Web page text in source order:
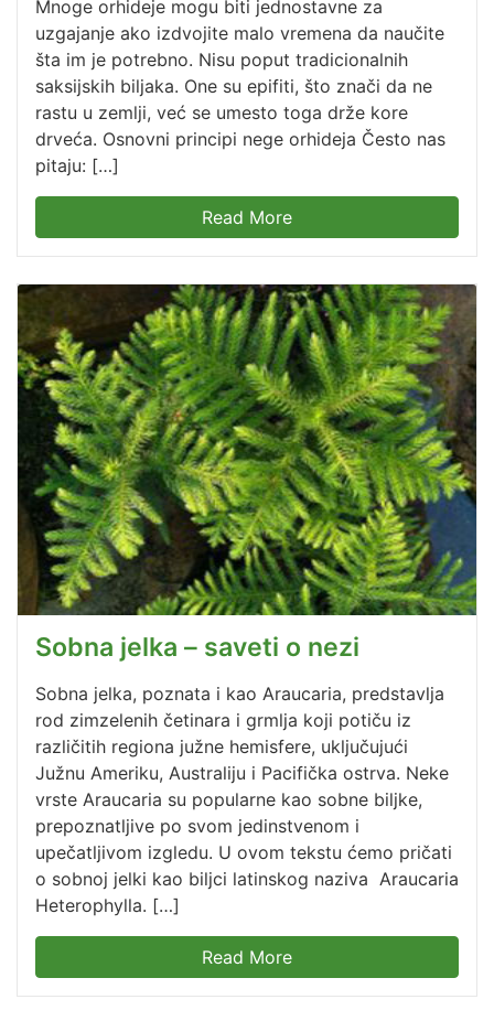
Mnoge orhideje mogu biti jednostavne za
uzgajanje ako izdvojite malo vremena da naučite
šta im je potrebno. Nisu poput tradicionalnih
saksijskih biljaka. One su epifiti, što znači da ne
rastu u zemlji, već se umesto toga drže kore
drveća. Osnovni principi nege orhideja Često nas
pitaju: […]
Read More
Sobna jelka – saveti o nezi
Sobna jelka, poznata i kao Araucaria, predstavlja
rod zimzelenih četinara i grmlja koji potiču iz
različitih regiona južne hemisfere, uključujući
Južnu Ameriku, Australiju i Pacifička ostrva. Neke
vrste Araucaria su popularne kao sobne biljke,
prepoznatljive po svom jedinstvenom i
upečatljivom izgledu. U ovom tekstu ćemo pričati
o sobnoj jelki kao biljci latinskog naziva Araucaria
Heterophylla. […]
Read More